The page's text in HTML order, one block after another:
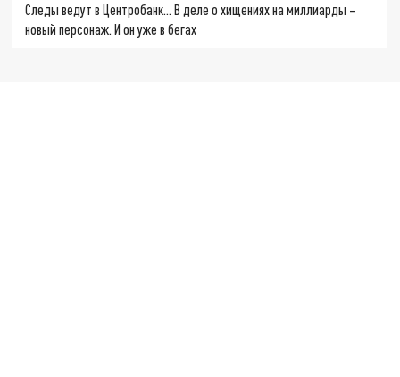
Следы ведут в Центробанк… В деле о хищениях на миллиарды –
новый персонаж. И он уже в бегах